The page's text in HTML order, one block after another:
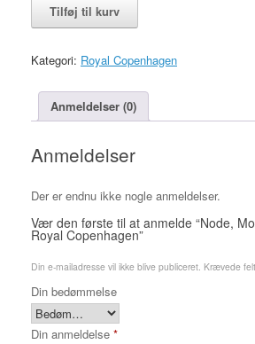
Monica
Copenhagen
Tilføj til kurv
Kategori: Royal Copenhagen
Anmeldelser (0)
Anmeldelser
Der er endnu ikke nogle anmeldelser.
Vær den første til at anmelde “Node,
Royal Copenhagen”
Din e-mailadresse vil ikke blive publiceret. Krævede
Din bedømmelse
Din anmeldelse *